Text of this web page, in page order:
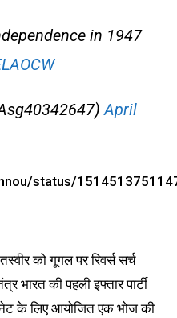
in 1947
April
status/
को गूगल पर रिवर्स सर्च
भारत की पहली इफ्तार पार्टी
के लिए आयोजित एक भोज की